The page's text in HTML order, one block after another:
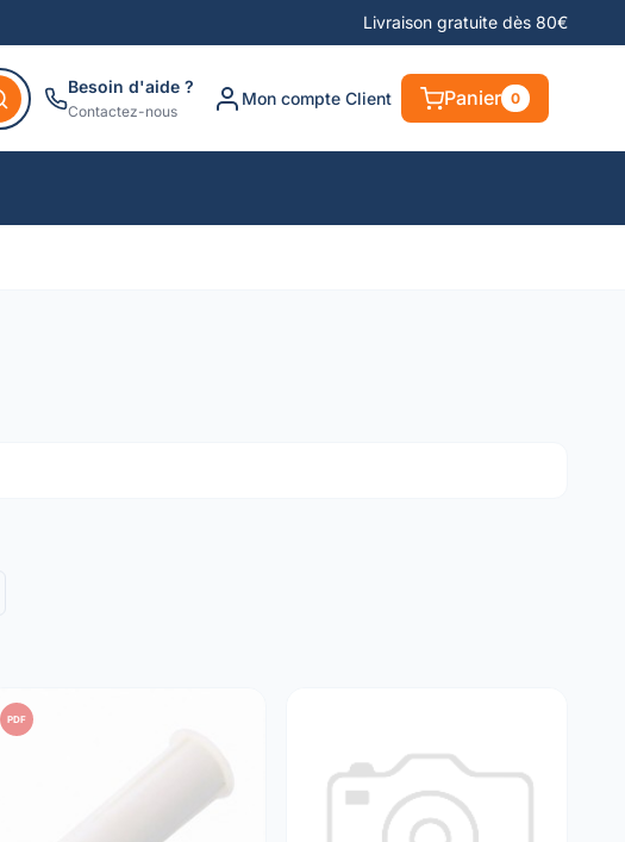
Livraison gratuite dès 80€
Besoin d'aide ?
Contactez-nous
Mon compte Client Panier 0
PDF